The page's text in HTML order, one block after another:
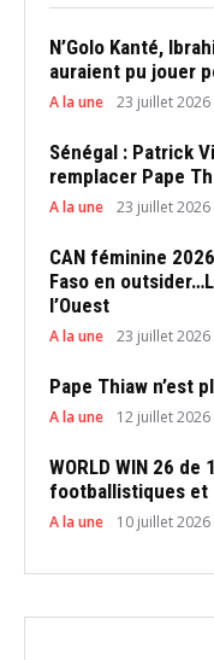
N’Golo Kanté,
auraient pu jouer
A la une 23 juillet 2026
Sénégal : Patrick
remplacer Pape
A la une 23 juillet 2026
CAN féminine
Faso en
l’Ouest
A la une 23 juillet 2026
Pape Thiaw n’est
A la une 12 juillet 2026
WORLD WIN 26
footballistiques et
A la une 10 juillet 2026